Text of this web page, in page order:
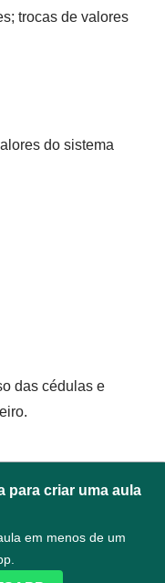
trocas de valores
do sistema
das cédulas e
para criar uma aula
em menos de um